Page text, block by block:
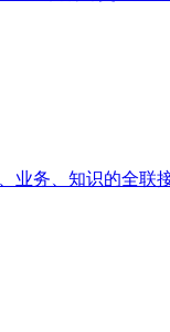
业务、知识的全联